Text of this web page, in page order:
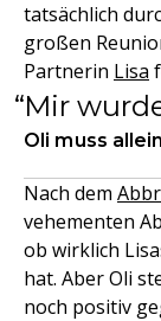
tatsächlich
großen
Partnerin Lisa
Mir
Oli muss
Nach dem
vehementen
ob wirklich
hat. Aber Oli
noch positiv